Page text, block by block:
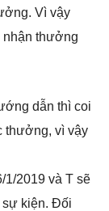
Vì vậy
nhận thưởng
dẫn thì coi
thưởng, vì vậy
1/2019 và T sẽ
sự kiện. Đối